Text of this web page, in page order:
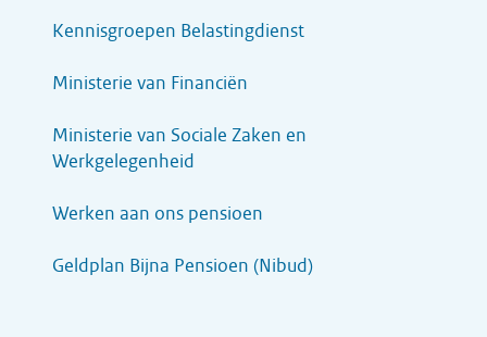
Kennisgroepen Belastingdienst
Ministerie van Financiën
Ministerie van Sociale Zaken en
Werkgelegenheid
Werken aan ons pensioen
Geldplan Bijna Pensioen (Nibud)